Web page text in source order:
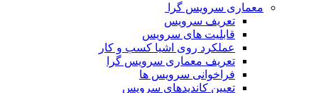
معماری سرویس گرا
تعریف سرویس
قابلیت های سرویس
عملکرد روی اشیا کسب و کار
تعریف معماری سرویس گرا
فراخوانی سرویس ها
تعیین کاندیدهای سرویس